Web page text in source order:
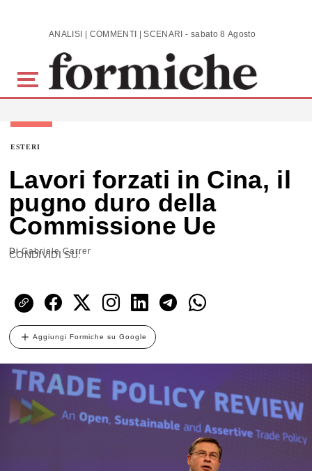
Skip to main content ANALISI | COMMENTI | SCENARI - sabato 8 Agosto 2026
ESTERI
Lavori forzati in Cina, il
pugno duro della
Commissione Ue
DiGabriele Carrer
CONDIVIDI SU:
Aggiungi Formiche su Google